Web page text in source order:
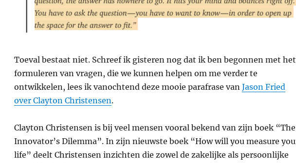
Toeval bestaat niet. Schreef ik gisteren nog dat ik ben begonnen met het
formuleren van vragen, die we kunnen helpen om me verder te
ontwikkelen, lees ik vanochtend deze mooie parafrase van Jason Fried
over Clayton Christensen.
Clayton Christensen is bij veel mensen vooral bekend van zijn boek “The
Innovator’s Dilemma”. In zijn nieuwste boek “How will you measure
life” deelt Christensen inzichten die zowel de zakelijke als persoonlijke